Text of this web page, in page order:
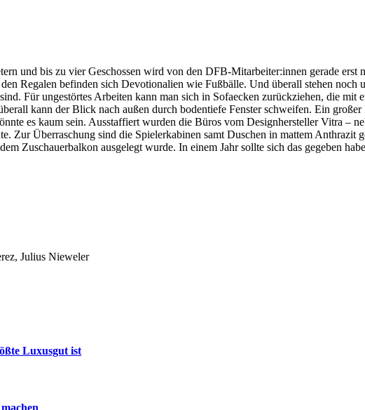
und bis zu vier Geschossen wird von den DFB-Mitarbeiter:innen gerade erst
Regalen befinden sich Devotionalien wie Fußbälle. Und überall stehen noch
Für ungestörtes Arbeiten kann man sich in Sofaecken zurückziehen, die mit
kann der Blick nach außen durch bodentiefe Fenster schweifen. Ein
es kaum sein. Ausstaffiert wurden die Büros vom Designhersteller Vitra –
Zur Überraschung sind die Spielerkabinen samt Duschen in mattem Anthrazit
Zuschauerbalkon ausgelegt wurde. In einem Jahr sollte sich das gegeben
Julius Nieweler
Luxusgut ist